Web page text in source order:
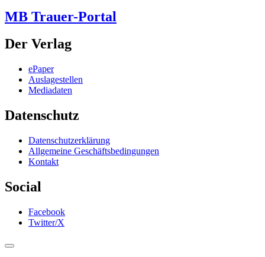
MB Trauer-Portal
Der Verlag
ePaper
Auslagestellen
Mediadaten
Datenschutz
Datenschutzerklärung
Allgemeine Geschäftsbedingungen
Kontakt
Social
Facebook
Twitter/X